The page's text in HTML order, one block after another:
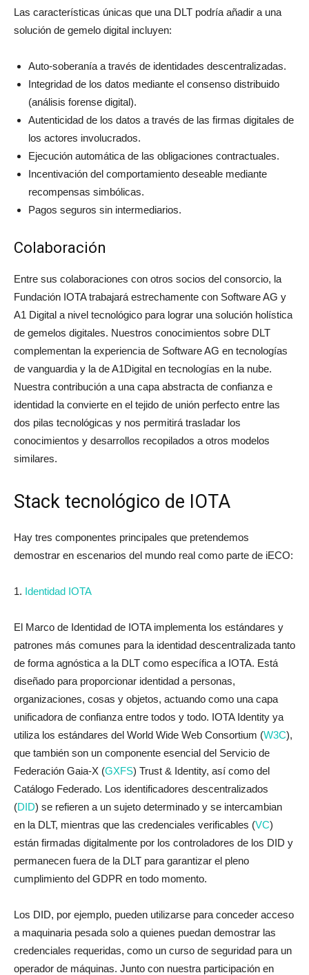
Las características únicas que una DLT podría añadir a una
solución de gemelo digital incluyen:
Auto-soberanía a través de identidades descentralizadas.
Integridad de los datos mediante el consenso distribuido
(análisis forense digital).
Autenticidad de los datos a través de las firmas digitales de
los actores involucrados.
Ejecución automática de las obligaciones contractuales.
Incentivación del comportamiento deseable mediante
recompensas simbólicas.
Pagos seguros sin intermediarios.
Colaboración
Entre sus colaboraciones con otros socios del consorcio, la
Fundación IOTA trabajará estrechamente con Software AG y
A1 Digital a nivel tecnológico para lograr una solución holística
de gemelos digitales. Nuestros conocimientos sobre DLT
complementan la experiencia de Software AG en tecnologías
de vanguardia y la de A1Digital en tecnologías en la nube.
Nuestra contribución a una capa abstracta de confianza e
identidad la convierte en el tejido de unión perfecto entre las
dos pilas tecnológicas y nos permitirá trasladar los
conocimientos y desarrollos recopilados a otros modelos
similares.
Stack tecnológico de IOTA
Hay tres componentes principales que pretendemos
demostrar en escenarios del mundo real como parte de iECO:
1. Identidad IOTA
El Marco de Identidad de IOTA implementa los estándares y
patrones más comunes para la identidad descentralizada tanto
de forma agnóstica a la DLT como específica a IOTA. Está
diseñado para proporcionar identidad a personas,
organizaciones, cosas y objetos, actuando como una capa
unificadora de confianza entre todos y todo. IOTA Identity ya
utiliza los estándares del World Wide Web Consortium (W3C),
que también son un componente esencial del Servicio de
Federación Gaia-X (GXFS) Trust & Identity, así como del
Catálogo Federado. Los identificadores descentralizados
(DID) se refieren a un sujeto determinado y se intercambian
en la DLT, mientras que las credenciales verificables (VC)
están firmadas digitalmente por los controladores de los DID y
permanecen fuera de la DLT para garantizar el pleno
cumplimiento del GDPR en todo momento.
Los DID, por ejemplo, pueden utilizarse para conceder acceso
a maquinaria pesada solo a quienes puedan demostrar las
credenciales requeridas, como un curso de seguridad para un
operador de máquinas. Junto con nuestra participación en